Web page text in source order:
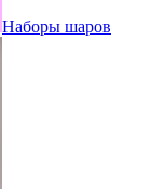
Наборы шаров